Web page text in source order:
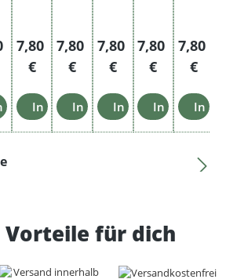
Preis:
den Warenkorb
Regulärer Preis:
7,80
€
In den Warenkorb
Regulärer Preis:
7,80
€
In den Warenkorb
Regulärer Preis:
7,80
€
In den Warenkorb
Regulärer
7,80
€
In den
n
7,80
€
In
Vorteile für dich